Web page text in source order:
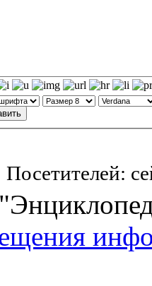
Посетителей: